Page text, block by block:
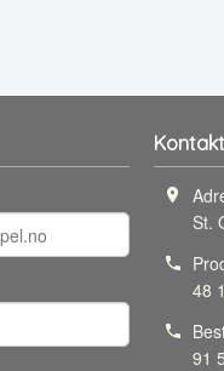
St.
48
91